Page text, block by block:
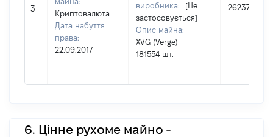
3
Криптовалюта
Дата набуття
права:
22.09.2017
виробника:
[Не
застосовується]
Опис майна:
XVG (Verge) -
181554 шт.
26237
6. Цінне рухоме майно -